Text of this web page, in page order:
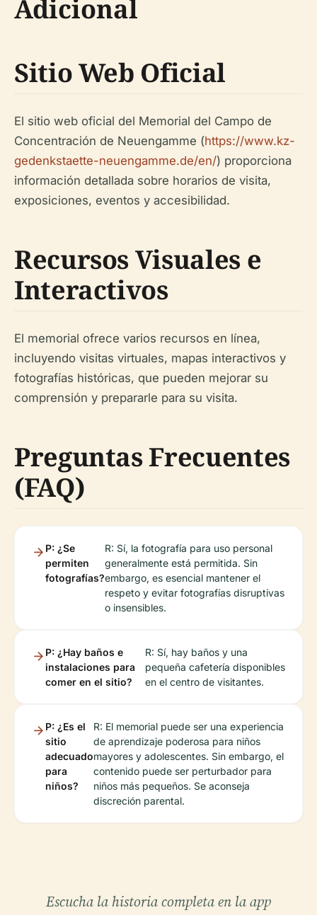
Adicional
Sitio Web Oficial
El sitio web oficial del Memorial del Campo de
Concentración de Neuengamme (https://www.kz-
gedenkstaette-neuengamme.de/en/) proporciona
información detallada sobre horarios de visita,
exposiciones, eventos y accesibilidad.
Recursos Visuales e
Interactivos
El memorial ofrece varios recursos en línea,
incluyendo visitas virtuales, mapas interactivos y
fotografías históricas, que pueden mejorar su
comprensión y prepararle para su visita.
Preguntas Frecuentes
(FAQ)
P: ¿Se
permiten
fotografías?
R: Sí, la fotografía para uso personal
generalmente está permitida. Sin
embargo, es esencial mantener el
respeto y evitar fotografías disruptivas
o insensibles.
P: ¿Hay baños e
instalaciones para
comer en el sitio?
R: Sí, hay baños y una
pequeña cafetería disponibles
en el centro de visitantes.
P: ¿Es el
sitio
adecuado
para
niños?
R: El memorial puede ser una experiencia
de aprendizaje poderosa para niños
mayores y adolescentes. Sin embargo, el
contenido puede ser perturbador para
niños más pequeños. Se aconseja
discreción parental.
Escucha la historia completa en la app